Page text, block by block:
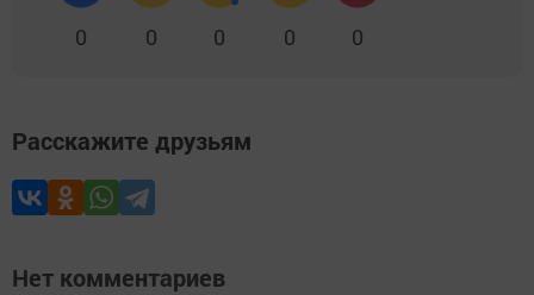
0 0 0 0 0
Расскажите друзьям
Нет комментариев